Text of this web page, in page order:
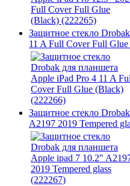
Защитное стекло
11 A Full Cover Full
Защитное стекло
A2197 2019 Tempered